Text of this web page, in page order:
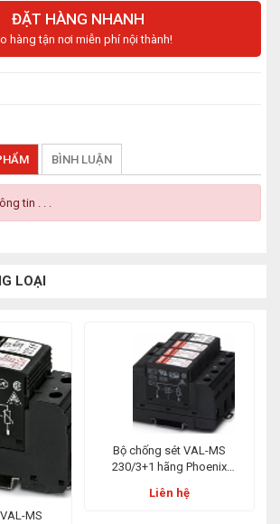
ĐẶT HÀNG NHANH
hàng tận nơi miễn phí nội thành!
BÌNH LUẬN
tin . . .
LOẠI
MS
Bộ chống sét VAL-MS
230/3+1 hãng Phoenix
Liên hệ